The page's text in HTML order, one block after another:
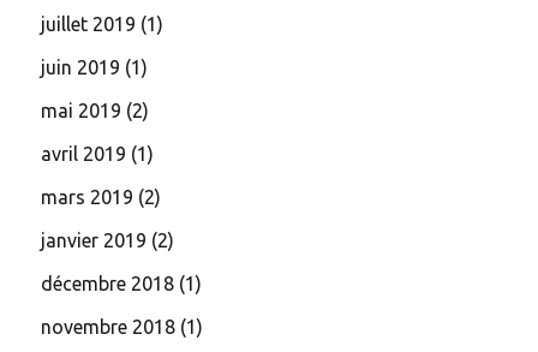
juillet 2019 (1)
juin 2019 (1)
mai 2019 (2)
avril 2019 (1)
mars 2019 (2)
janvier 2019 (2)
décembre 2018 (1)
novembre 2018 (1)